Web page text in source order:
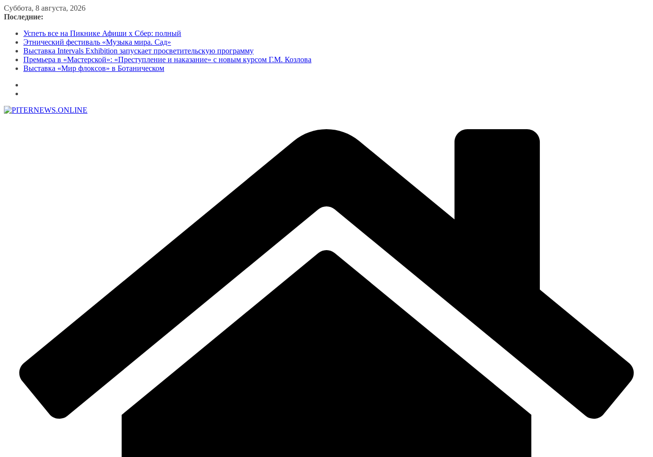
Перейти
к
Суббота, 8 августа, 2026
Последние:
Успеть все на Пикнике Афиши x Сбер: полный
Этнический фестиваль «Музыка мира. Сад»
Выставка Intervals Exhibition запускает просветительскую программу
Премьера в «Мастерской»: «Преступление и наказание» с новым курсом Г.М. Козлова
Выставка «Мир флоксов» в Ботаническом